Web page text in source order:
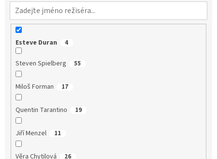
Esteve Duran 4
Steven Spielberg 55
Miloš Forman 17
Quentin Tarantino 19
Jiří Menzel 11
Věra Chytilová 26